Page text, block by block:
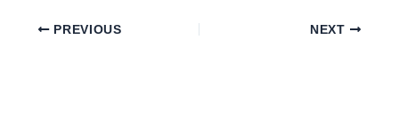
PREVIOUS NEXT